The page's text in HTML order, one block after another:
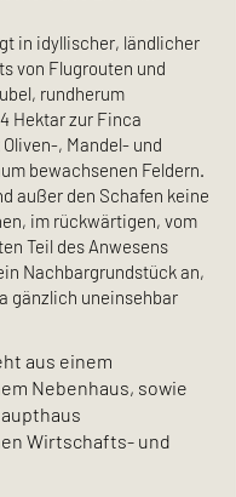
in idyllischer, ländlicher
von Flugrouten und
rundherum
Hektar zur Finca
, Mandel- und
bewachsenen Feldern.
außer den Schafen keine
im rückwärtigen, vom
Teil des Anwesens
Nachbargrundstück an,
gänzlich uneinsehbar
aus einem
Nebenhaus, sowie
Wirtschafts- und